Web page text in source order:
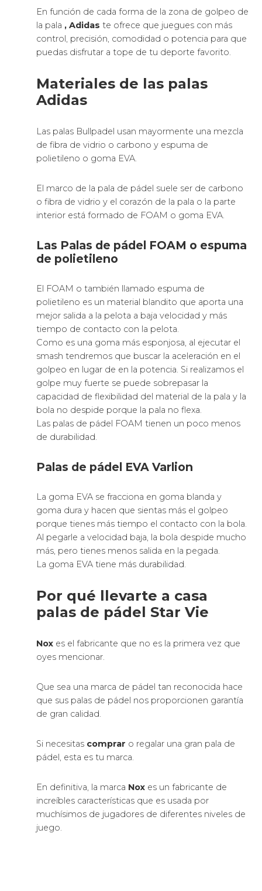
En función de cada forma de la zona de golpeo de
la pala , Adidas te ofrece que juegues con más
control, precisión, comodidad o potencia para que
puedas disfrutar a tope de tu deporte favorito.
Materiales de las palas
Adidas
Las palas Bullpadel usan mayormente una mezcla
de fibra de vidrio o carbono y espuma de
polietileno o goma EVA.
El marco de la pala de pádel suele ser de carbono
o fibra de vidrio y el corazón de la pala o la parte
interior está formado de FOAM o goma EVA.
Las Palas de pádel FOAM o espuma
de polietileno
El FOAM o también llamado espuma de
polietileno es un material blandito que aporta una
mejor salida a la pelota a baja velocidad y más
tiempo de contacto con la pelota.
Como es una goma más esponjosa, al ejecutar el
smash tendremos que buscar la aceleración en el
golpeo en lugar de en la potencia. Si realizamos el
golpe muy fuerte se puede sobrepasar la
capacidad de flexibilidad del material de la pala y la
bola no despide porque la pala no flexa.
Las palas de pádel FOAM tienen un poco menos
de durabilidad.
Palas de pádel EVA Varlion
La goma EVA se fracciona en goma blanda y
goma dura y hacen que sientas más el golpeo
porque tienes más tiempo el contacto con la bola.
Al pegarle a velocidad baja, la bola despide mucho
más, pero tienes menos salida en la pegada.
La goma EVA tiene más durabilidad.
Por qué llevarte a casa
palas de pádel Star Vie
Nox es el fabricante que no es la primera vez que
oyes mencionar.
Que sea una marca de pádel tan reconocida hace
que sus palas de pádel nos proporcionen garantía
de gran calidad.
Si necesitas comprar o regalar una gran pala de
pádel, esta es tu marca.
En definitiva, la marca Nox es un fabricante de
increíbles características que es usada por
muchísimos de jugadores de diferentes niveles de
juego.